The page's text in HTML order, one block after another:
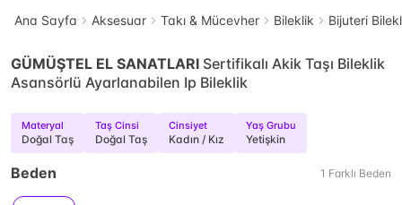
Ana Sayfa Aksesuar Takı & Mücevher Bileklik Bijuteri
GÜMÜŞTEL EL SANATLARI Sertifikalı Akik Taşı Bileklik
Asansörlü Ayarlanabilen Ip Bileklik
Materyal
Doğal Taş
Taş Cinsi
Doğal Taş
Cinsiyet
Kadın / Kız
Yaş Grubu
Yetişkin
Beden 1 Farklı Beden